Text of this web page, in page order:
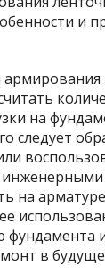
на
следует
на
фундамента
в